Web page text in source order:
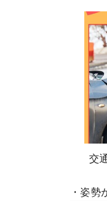
交
・姿勢